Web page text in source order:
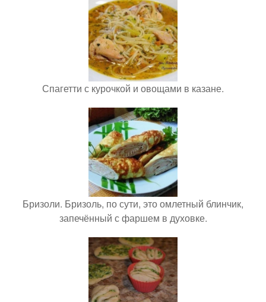
Спагетти с курочкой и овощами в казане.
Бризоли. Бризоль, по сути, это омлетный блинчик,
запечённый с фаршем в духовке.